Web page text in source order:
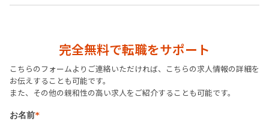
完全無料で転職をサポート
こちらのフォームよりご連絡いただければ、こちらの求人情報の詳細を
お伝えすることも可能です。
また、その他の親和性の高い求人をご紹介することも可能です。
お名前*